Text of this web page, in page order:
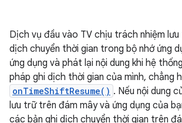
Dịch vụ đầu vào TV chịu trách nhiệm
dịch chuyển thời gian trong bộ nhớ ứng
ứng dụng và phát lại nội dung khi hệ
pháp ghi dịch thời gian của mình, chẳng
onTimeShiftResume() . Nếu nội dung
lưu trữ trên đám mây và ứng dụng của
các bản ghi dịch chuyển thời gian trên